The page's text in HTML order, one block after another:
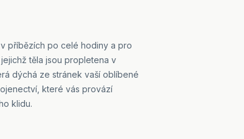
příbězích po celé hodiny a pro
těla jsou propletena v
dýchá ze stránek vaší oblíbené
které vás provází
klidu.